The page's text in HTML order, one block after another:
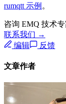
rumqtt 示例 。
咨询 EMQ 技术
联系我们 →
编辑
反馈
文章作者